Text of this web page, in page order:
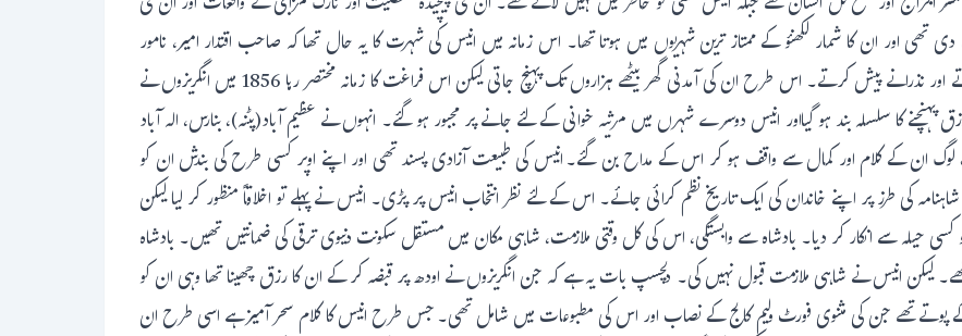
اور ان کا شمار لکھنؤ کے ممتاز ترین شہریوں میں ہوتا تھا۔ اس زمانہ میں انیس کی شہرت کا یہ حال تھا کہ صاحب اقتدار امیر، نامور
شہزادے اور عالی خاندان نواب زادے ان کے گھر پر جمع ہوتے اور نذرانے پیش کرتے۔ اس طرح ان کی آمدنی گھر بیٹھے ہزاروں تک پہنچ جاتی لیکن اس فراغت کا زمانہ مختصر رہا 1856 میں انگریزوں نے
پہنچنے کا سلسلہ بند ہو گیااور انیس دوسرے شہرں میں مرثیہ خوانی کے لئے جانے پر مجبور ہو گئے۔ انہوں نے عظیم آباد(پٹنہ)، بنارس، الہ آباد
لوگ ان کے کلام اور کمال سے واقف ہو کر اس کے مداح بن گئے۔ انیس کی طبیعت آزادی پسند تھی اور اپنے اوپر کسی طرح کی بندش ان کو
کی طرز پر اپنے خاندان کی ایک تاریخ نظم کرائی جائے۔ اس کے لئے نظر انتخاب انیس پر پڑی۔ انیس نے پہلے تو اخلاقاً منظور کر لیا لیکن
حیلہ سے انکار کر دیا۔ بادشاہ سے وابستگی، اس کی کل وقتی ملازمت، شاہی مکان میں مستقل سکونت دنیوی ترقی کی ضمانتیں تھیں۔ بادشاہ
لیکن انیس نے شاہی ملازمت قبول نہیں کی۔ دلچسپ بات یہ ہے کہ جن انگریزوں نے اودھ پر قبضہ کر کے ان کا رزق چھینا تھا وہی ان کو
پوتے تھے جن کی مثنوی فورٹ ولیم کالج کے نصاب اور اس کی مطبوعات میں شامل تھی۔ جس طرح انیس کا کلام سحر آمیز ہے اسی طرح ان